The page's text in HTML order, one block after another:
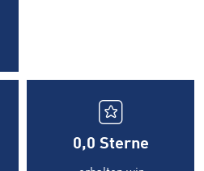
0,0 Sterne